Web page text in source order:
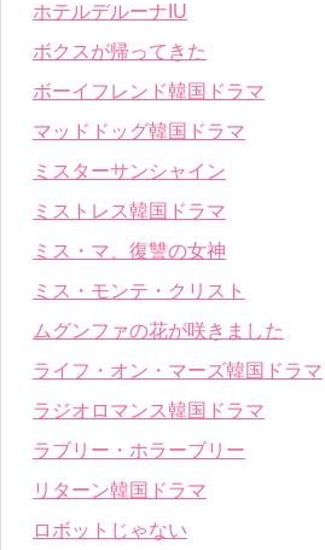
ホテルデルーナIU
ボクスが帰ってきた
ボーイフレンド韓国ドラマ
マッドドッグ韓国ドラマ
ミスターサンシャイン
ミストレス韓国ドラマ
ミス・マ、復讐の女神
ミス・モンテ・クリスト
ムグンファの花が咲きました
ライフ・オン・マーズ韓国ドラマ
ラジオロマンス韓国ドラマ
ラブリー・ホラーブリー
リターン韓国ドラマ
ロボットじゃない